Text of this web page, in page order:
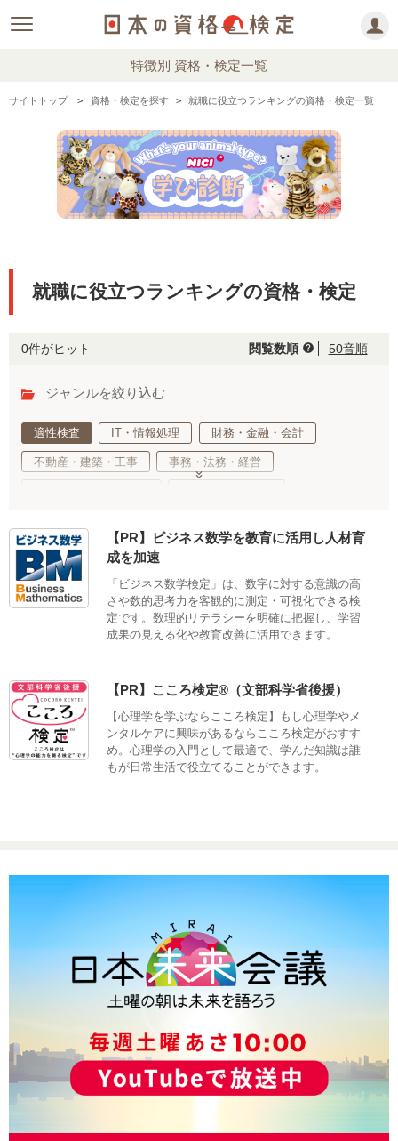
特徴別 資格・検定一覧
サイトトップ 資格・検定を探す 就職に役立つランキングの資格・検定一覧
就職に役立つランキングの資格・検定
0件がヒット 閲覧数順 help 50音順
ジャンルを絞り込む
適性検査 IT・情報処理 財務・金融・会計
不動産・建築・工事 事務・法務・経営
工業・技術・技能 調理・衛生・飲食
美容・ファッション デザイン・クリエイティブ
語学・国際ビジネス サステナブル・自然・環境・生物
生活・サービス・冠婚葬祭 車両・航空・船舶・無線
【PR】ビジネス数学を教育に活用し人材育
成を加速
「ビジネス数学検定」は、数字に対する意識の高
さや数的思考力を客観的に測定・可視化できる検
定です。数理的リテラシーを明確に把握し、学習
成果の見える化や教育改善に活用できます。
【PR】こころ検定®（文部科学省後援）
【心理学を学ぶならこころ検定】もし心理学やメ
ンタルケアに興味があるならこころ検定がおすす
め。心理学の入門として最適で、学んだ知識は誰
もが日常生活で役立てることができます。